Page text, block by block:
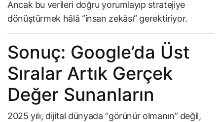
Ancak bu verileri doğru yorumlayıp stratejiye
dönüştürmek hâlâ “insan zekâsı” gerektiriyor.
Sonuç: Google’da Üst
Sıralar Artık Gerçek
Değer Sunanların
2025 yılı, dijital dünyada “görünür olmanın” değil,